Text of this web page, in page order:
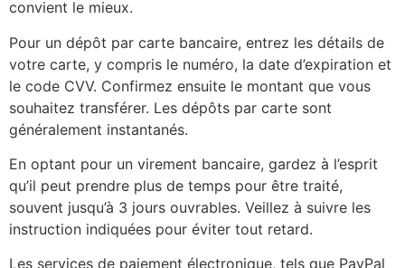
convient le mieux.
Pour un dépôt par carte bancaire, entrez les détails de
votre carte, y compris le numéro, la date d’expiration et
le code CVV. Confirmez ensuite le montant que vous
souhaitez transférer. Les dépôts par carte sont
généralement instantanés.
En optant pour un virement bancaire, gardez à l’esprit
qu’il peut prendre plus de temps pour être traité,
souvent jusqu’à 3 jours ouvrables. Veillez à suivre les
instruction indiquées pour éviter tout retard.
Les services de paiement électronique, tels que PayPal